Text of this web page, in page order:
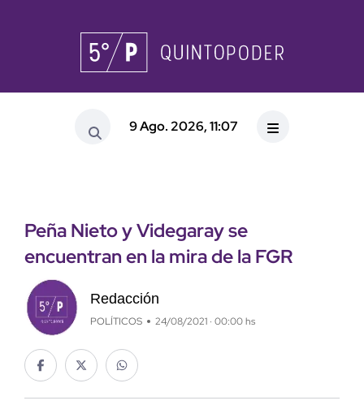
9 Ago. 2026, 11:07
Peña Nieto y Videgaray se
encuentran en la mira de la FGR
Redacción
POLÍTICOS 24/08/2021 · 00:00 hs